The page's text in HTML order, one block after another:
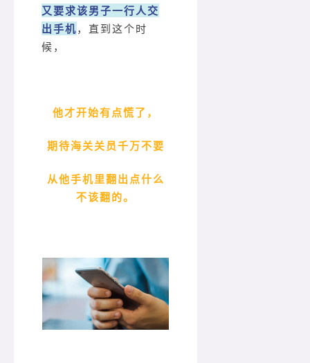
又要求该男子一行人交
出手机，直到这个时
候，
他才开始有点慌了，
期待海关关员千万不要
从他手机里翻出点什么
不该翻的。